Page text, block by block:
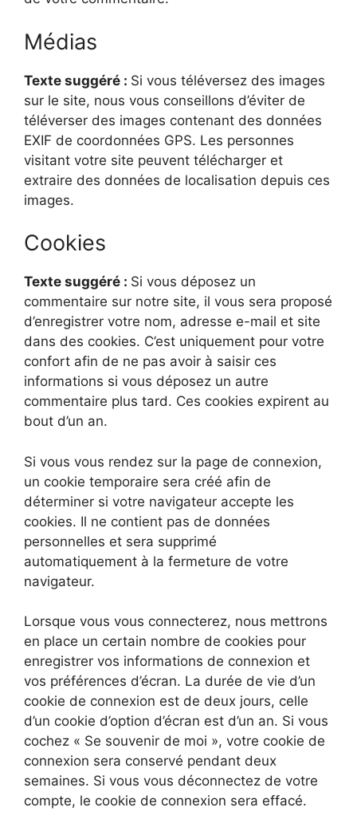
Médias
Texte suggéré : Si vous téléversez des images
sur le site, nous vous conseillons d’éviter de
téléverser des images contenant des données
EXIF de coordonnées GPS. Les personnes
visitant votre site peuvent télécharger et
extraire des données de localisation depuis ces
images.
Cookies
Texte suggéré : Si vous déposez un
commentaire sur notre site, il vous sera proposé
d’enregistrer votre nom, adresse e-mail et site
dans des cookies. C’est uniquement pour votre
confort afin de ne pas avoir à saisir ces
informations si vous déposez un autre
commentaire plus tard. Ces cookies expirent au
bout d’un an.
Si vous vous rendez sur la page de connexion,
un cookie temporaire sera créé afin de
déterminer si votre navigateur accepte les
cookies. Il ne contient pas de données
personnelles et sera supprimé
automatiquement à la fermeture de votre
navigateur.
Lorsque vous vous connecterez, nous mettrons
en place un certain nombre de cookies pour
enregistrer vos informations de connexion et
vos préférences d’écran. La durée de vie d’un
cookie de connexion est de deux jours, celle
d’un cookie d’option d’écran est d’un an. Si vous
cochez « Se souvenir de moi », votre cookie de
connexion sera conservé pendant deux
semaines. Si vous vous déconnectez de votre
compte, le cookie de connexion sera effacé.